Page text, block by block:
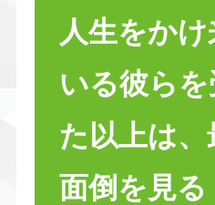
人生をか
いる彼ら
た以上は
面倒を見る